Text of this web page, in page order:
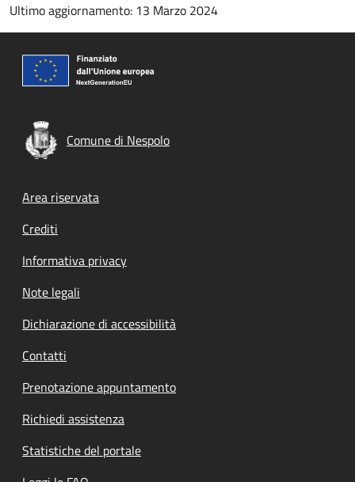
Ultimo aggiornamento: 13 Marzo 2024
Comune di Nespolo
Footer menu
Area riservata
Crediti
Informativa privacy
Note legali
Dichiarazione di accessibilità
Contatti
Prenotazione appuntamento
Richiedi assistenza
Statistiche del portale